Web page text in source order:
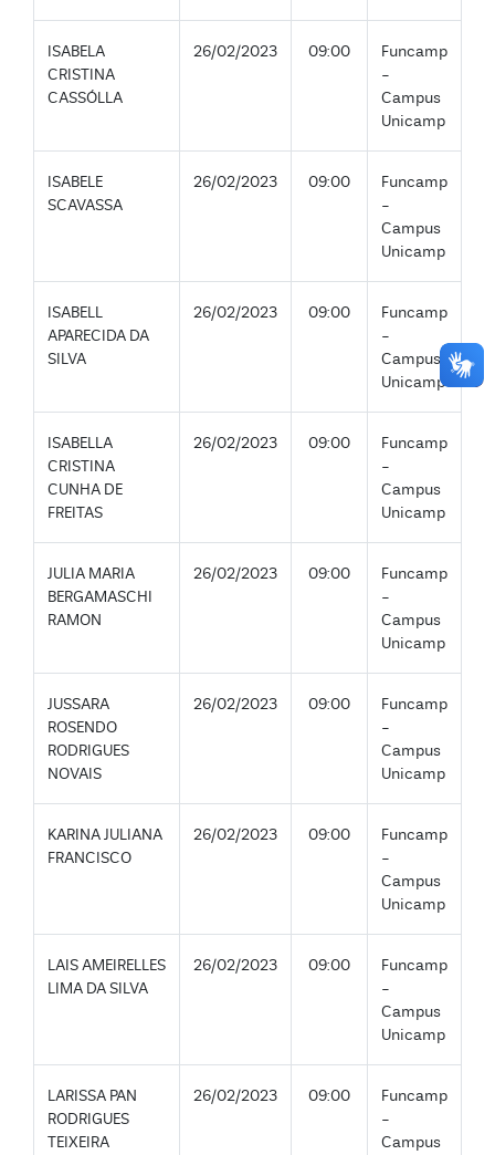
ISABELA
CRISTINA
CASSÓLLA
26/02/2023 09:00
Funcamp
-
Campus
Unicamp
ISABELE
SCAVASSA
26/02/2023 09:00
Funcamp
-
Campus
Unicamp
ISABELL
APARECIDA DA
SILVA
26/02/2023 09:00
Funcamp
-
Campus
Unicamp
ISABELLA
CRISTINA
CUNHA DE
FREITAS
26/02/2023 09:00
Funcamp
-
Campus
Unicamp
JULIA MARIA
BERGAMASCHI
RAMON
26/02/2023 09:00
Funcamp
-
Campus
Unicamp
JUSSARA
ROSENDO
RODRIGUES
NOVAIS
26/02/2023 09:00
Funcamp
-
Campus
Unicamp
KARINA JULIANA
FRANCISCO
26/02/2023 09:00
Funcamp
-
Campus
Unicamp
LAIS AMEIRELLES
LIMA DA SILVA
26/02/2023 09:00
Funcamp
-
Campus
Unicamp
LARISSA PAN
RODRIGUES
TEIXEIRA
26/02/2023 09:00
Funcamp
-
Campus